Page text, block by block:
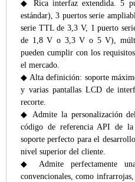
◆
Rica interfaz extendida. 5
estándar), 3 puertos serie
serie TTL de 3,3 V, 1 puerto
de 1,8 V o 3,3 V o 5 V),
pueden cumplir con los
el mercado.
◆ Alta definición: soporte
y varias pantallas LCD de
recorte.
◆
Admite la personalización
código de referencia API de
soporte perfecto para el
nivel superior del cliente.
◆
Admite perfectamente
convencionales, como